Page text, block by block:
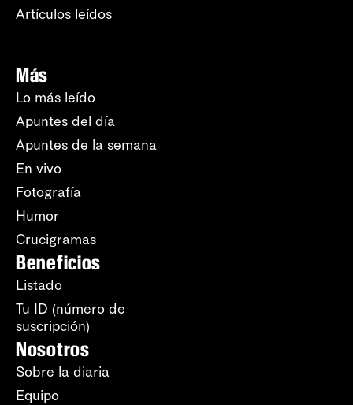
Artículos leídos
Más
Lo más leído
Apuntes del día
Apuntes de la semana
En vivo
Fotografía
Humor
Crucigramas
Beneficios
Listado
Tu ID (número de
suscripción)
Nosotros
Sobre la diaria
Equipo